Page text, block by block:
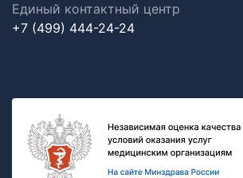
Единый контактный центр
+7 (499) 444-24-24